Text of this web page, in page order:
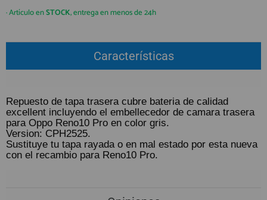
GUÍA DE COMPRA
(+34)912 477 744
Lunes a Viernes 09:30h a 20:00h
También atendemos Whatsapp
info@preciosadictos.com
REGISTRO PROFESIONAL
· Artículo enSTOCK, entrega en menos de 24h
Características
Repuesto de tapa trasera cubre bateria de calidad
excellent incluyendo el embellecedor de camara trasera
para Oppo Reno10 Pro en color gris.
Version: CPH2525.
Sustituye tu tapa rayada o en mal estado por esta nueva
con el recambio para Reno10 Pro.